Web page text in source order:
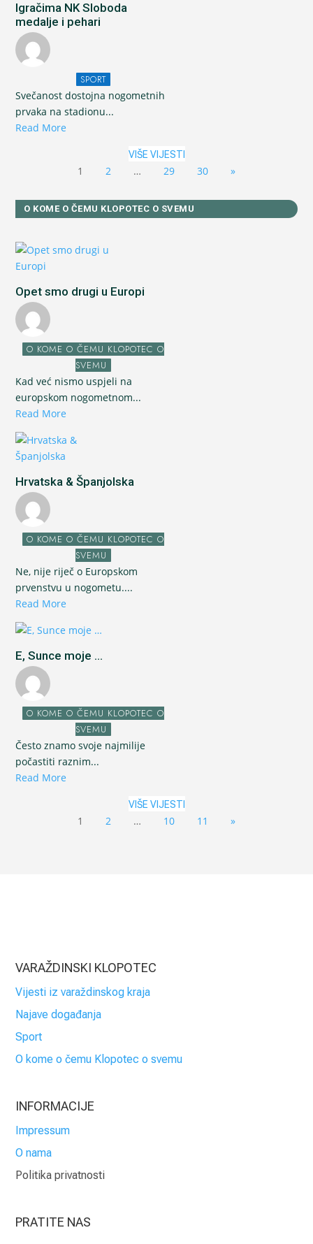
Igračima NK Sloboda
medalje i pehari
SPORT
Svečanost dostojna nogometnih
prvaka na stadionu...
Read More
VIŠE VIJESTI
1 2 … 29 30 »
O KOME O ČEMU KLOPOTEC O SVEMU
Opet smo drugi u Europi
O KOME O ČEMU KLOPOTEC O
SVEMU
Kad već nismo uspjeli na
europskom nogometnom...
Read More
Hrvatska & Španjolska
O KOME O ČEMU KLOPOTEC O
SVEMU
Ne, nije riječ o Europskom
prvenstvu u nogometu....
Read More
E, Sunce moje ...
O KOME O ČEMU KLOPOTEC O
SVEMU
Često znamo svoje najmilije
počastiti raznim...
Read More
VIŠE VIJESTI
1 2 … 10 11 »
VARAŽDINSKI KLOPOTEC
Vijesti iz varaždinskog kraja
Najave događanja
Sport
O kome o čemu Klopotec o svemu
INFORMACIJE
Impressum
O nama
Politika privatnosti
PRATITE NAS